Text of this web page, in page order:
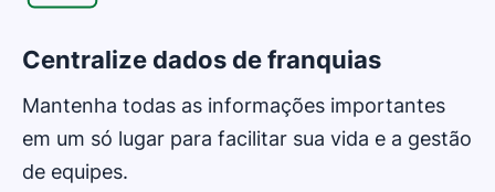
Centralize dados de franquias
Mantenha todas as informações importantes
em um só lugar para facilitar sua vida e a gestão
de equipes.